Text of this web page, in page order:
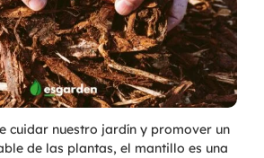
cuidar nuestro jardín y promover un
de las plantas, el mantillo es una